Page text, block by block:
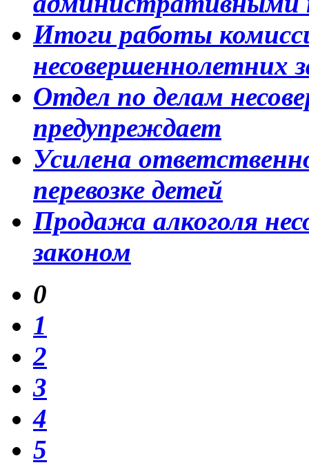
Итоги работы
несовершеннолетних
Отдел по делам
предупреждает
Усилена
перевозке детей
Продажа алкоголя
законом
0
1
2
3
4
5